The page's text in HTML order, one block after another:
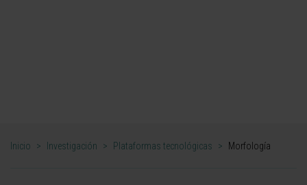
Inicio > Investigación > Plataformas tecnológicas > Morfología